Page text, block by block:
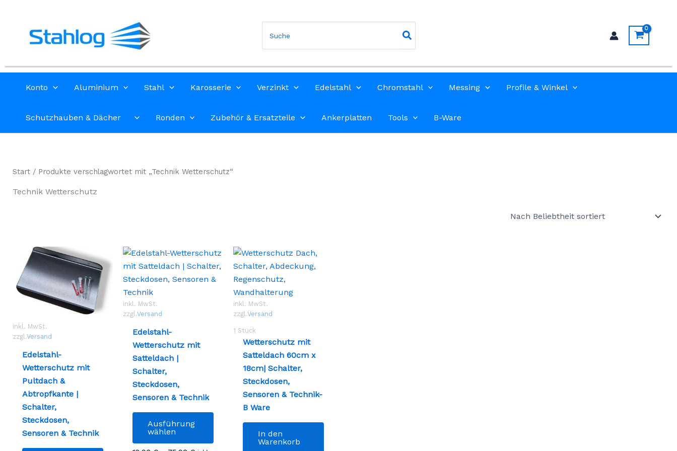
springen
for:
Konto Aluminium Stahl Karosserie Verzinkt Edelstahl Chromstahl Messing Profile & Winkel
Schutzhauben & Dächer Ronden Zubehör & Ersatzteile Ankerplatten Tools B-Ware
Start / Produkte verschlagwortet mit „Technik Wetterschutz“
Technik Wetterschutz
inkl. MwSt.
zzgl.Versand
Edelstahl-
Wetterschutz mit
Pultdach &
Abtropfkante |
Schalter,
Steckdosen,
Sensoren & Technik
inkl. MwSt.
zzgl.Versand
Edelstahl-
Wetterschutz mit
Satteldach |
Schalter,
Steckdosen,
Sensoren & Technik
Ausführung
wählen
Dieses
Produkt
weist
inkl. MwSt.
zzgl.Versand
1 Stück
Wetterschutz mit
Satteldach 60cm x
18cm| Schalter,
Steckdosen,
Sensoren & Technik-
B Ware
In den
Warenkorb